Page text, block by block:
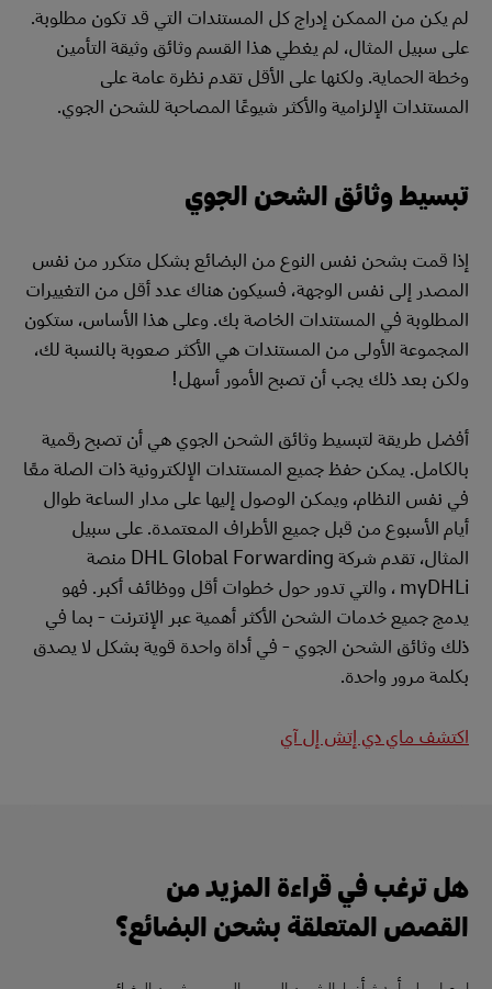
لم يكن من الممكن إدراج كل المستندات التي قد تكون مطلوبة.
على سبيل المثال، لم يغطي هذا القسم وثائق وثيقة التأمين
وخطة الحماية. ولكنها على الأقل تقدم نظرة عامة على
المستندات الإلزامية والأكثر شيوعًا المصاحبة للشحن الجوي.
تبسيط وثائق الشحن الجوي
إذا قمت بشحن نفس النوع من البضائع بشكل متكرر من نفس
المصدر إلى نفس الوجهة، فسيكون هناك عدد أقل من التغييرات
المطلوبة في المستندات الخاصة بك. وعلى هذا الأساس، ستكون
المجموعة الأولى من المستندات هي الأكثر صعوبة بالنسبة لك،
ولكن بعد ذلك يجب أن تصبح الأمور أسهل!
أفضل طريقة لتبسيط وثائق الشحن الجوي هي أن تصبح رقمية
بالكامل. يمكن حفظ جميع المستندات الإلكترونية ذات الصلة معًا
في نفس النظام، ويمكن الوصول إليها على مدار الساعة طوال
أيام الأسبوع من قبل جميع الأطراف المعتمدة. على سبيل
المثال، تقدم شركة DHL Global Forwarding منصة
myDHLi ، والتي تدور حول خطوات أقل ووظائف أكبر. فهو
يدمج جميع خدمات الشحن الأكثر أهمية عبر الإنترنت - بما في
ذلك وثائق الشحن الجوي - في أداة واحدة قوية بشكل لا يصدق
بكلمة مرور واحدة.
اكتشف ماي دي إتش إل آي
هل ترغب في قراءة المزيد من
القصص المتعلقة بشحن البضائع؟